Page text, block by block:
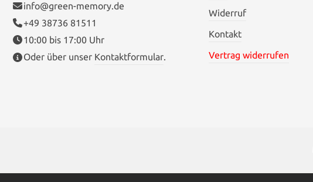
info@green-memory.de
+49 38736 81511
10:00 bis 17:00 Uhr
Oder über unser Kontaktformular.
Widerruf
Kontakt
Vertrag widerrufen